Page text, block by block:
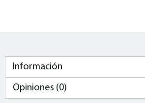
Información
Opiniones (0)